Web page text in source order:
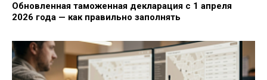
Обновленная таможенная декларация с 1 апреля
2026 года — как правильно заполнять